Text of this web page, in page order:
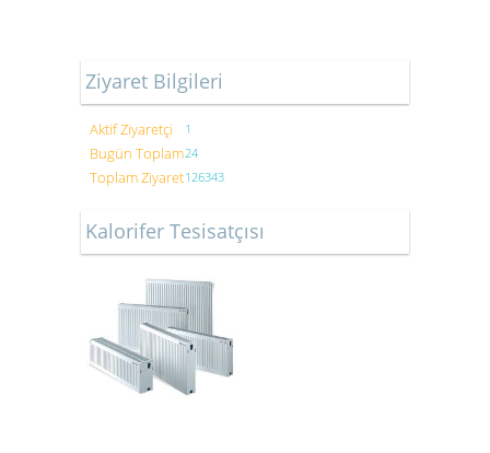
Ziyaret Bilgileri
Aktif Ziyaretçi 1
Bugün Toplam24
Toplam Ziyaret126343
Kalorifer Tesisatçısı